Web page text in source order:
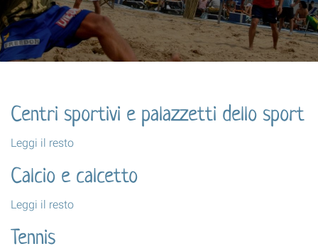
Centri sportivi e palazzetti dello sport
Centri
e
dello
sport
Leggi il resto
Calcio e calcetto
Calcio
calcetto
Leggi il resto
Tennis